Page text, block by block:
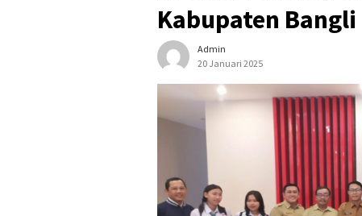
Kabupaten Bangli
Admin
20 Januari 2025